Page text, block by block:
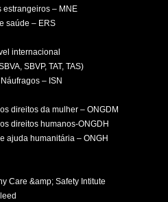
estrangeiros – MNE
saúde – ERS
internacional
SBVP, TAT, TAS)
– ISN
direitos da mulher – ONGDM
direitos humanos-ONGDH
ajuda humanitária – ONGH
Care &amp; Safety Intitute